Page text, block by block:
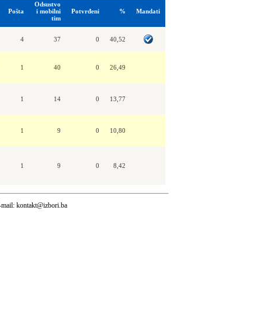
Pošta
Odsustvo
i mobilni
tim
Potvrđeni % Mandati
4 37 0 40,52
1 40 0 26,49
1 14 0 13,77
1 9 0 10,80
1 9 0 8,42
kontakt@izbori.ba